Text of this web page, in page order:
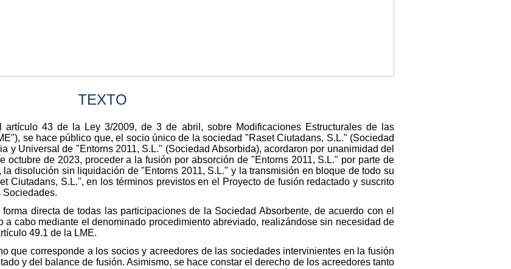
TEXTO
43 de la Ley 3/2009, de 3 de abril, sobre Modificaciones Estructurales de las
se hace público que, el socio único de la sociedad "Raset Ciutadans, S.L." (Sociedad
y Universal de "Entorns 2011, S.L." (Sociedad Absorbida), acordaron por unanimidad del
octubre de 2023, proceder a la fusión por absorción de "Entorns 2011, S.L." por parte de
disolución sin liquidación de "Entorns 2011, S.L." y la transmisión en bloque de todo su
Ciutadans, S.L.", en los términos previstos en el Proyecto de fusión redactado y suscrito
Sociedades.
directa de todas las participaciones de la Sociedad Absorbente, de acuerdo con el
cabo mediante el denominado procedimiento abreviado, realizándose sin necesidad de
49.1 de la LME.
que corresponde a los socios y acreedores de las sociedades intervinientes en la fusión
y del balance de fusión. Asimismo, se hace constar el derecho de los acreedores tanto